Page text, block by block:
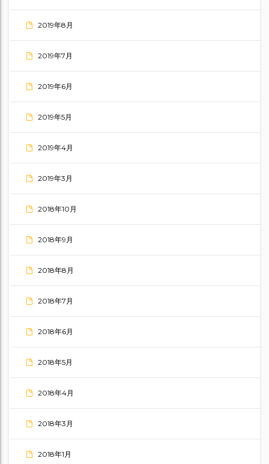
2019年8月
2019年7月
2019年6月
2019年5月
2019年4月
2019年3月
2018年10月
2018年9月
2018年8月
2018年7月
2018年6月
2018年5月
2018年4月
2018年3月
2018年1月